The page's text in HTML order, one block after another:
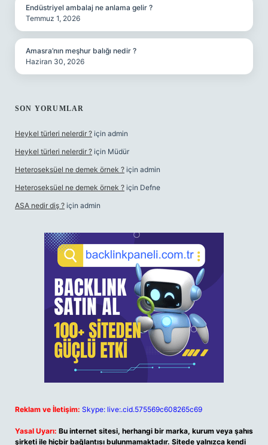
Endüstriyel ambalaj ne anlama gelir ?
Temmuz 1, 2026
Amasra’nın meşhur balığı nedir ?
Haziran 30, 2026
SON YORUMLAR
Heykel türleri nelerdir ? için admin
Heykel türleri nelerdir ? için Müdür
Heteroseksüel ne demek örnek ? için admin
Heteroseksüel ne demek örnek ? için Defne
ASA nedir diş ? için admin
Reklam ve İletişim: Skype: live:.cid.575569c608265c69
Yasal Uyarı: Bu internet sitesi, herhangi bir marka, kurum veya şahıs
şirketi ile hiçbir bağlantısı bulunmamaktadır. Sitede yalnızca kendi